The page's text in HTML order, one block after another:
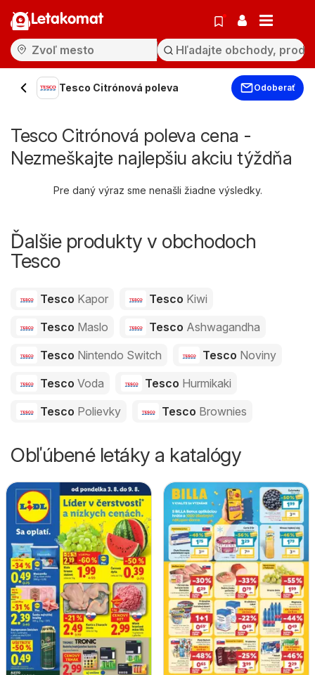
Letakomat
Tesco Citrónová poleva Odoberať
Tesco Citrónová poleva cena -
Nezmeškajte najlepšiu akciu týždňa
Pre daný výraz sme nenašli žiadne výsledky.
Ďalšie produkty v obchodoch
Tesco
Tesco Kapor Tesco Kiwi
Tesco Maslo Tesco Ashwagandha
Tesco Nintendo Switch Tesco Noviny
Tesco Voda Tesco Hurmikaki
Tesco Polievky Tesco Brownies
Obľúbené letáky a katalógy